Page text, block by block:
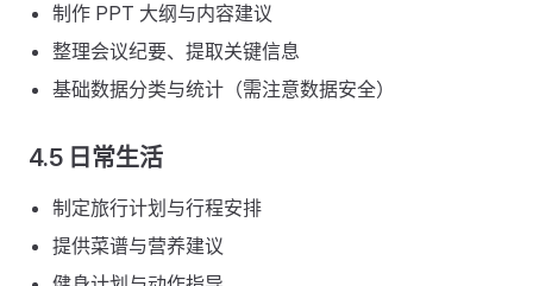
制作 PPT 大纲与内容建议
整理会议纪要、提取关键信息
基础数据分类与统计（需注意数据安全）
4.5 日常生活
制定旅行计划与行程安排
提供菜谱与营养建议